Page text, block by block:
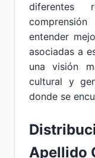
diferentes
entender
asociadas a
una visión
cultural y
donde se
Apellido